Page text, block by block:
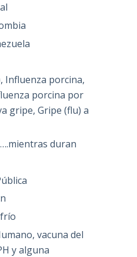
Influenza porcina,
porcina por
gripe, Gripe (flu) a
duran
vacuna del
y alguna